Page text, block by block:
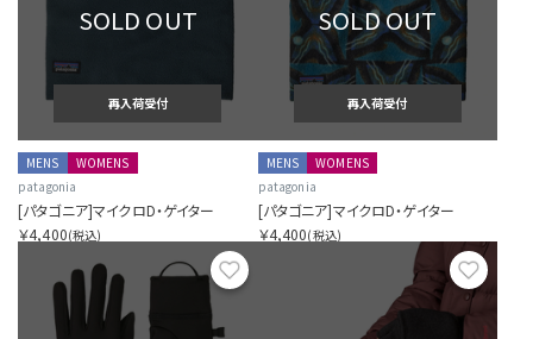
SOLD OUT
再入荷受付
MENS
WOMENS
patagonia
[パタゴニア]マイクロD・ゲイター
￥4,400(税込)
SOLD OUT
再入荷受付
MENS
WOMENS
patagonia
[パタゴニア]マイクロD・ゲイター
￥4,400(税込)
お気に入り